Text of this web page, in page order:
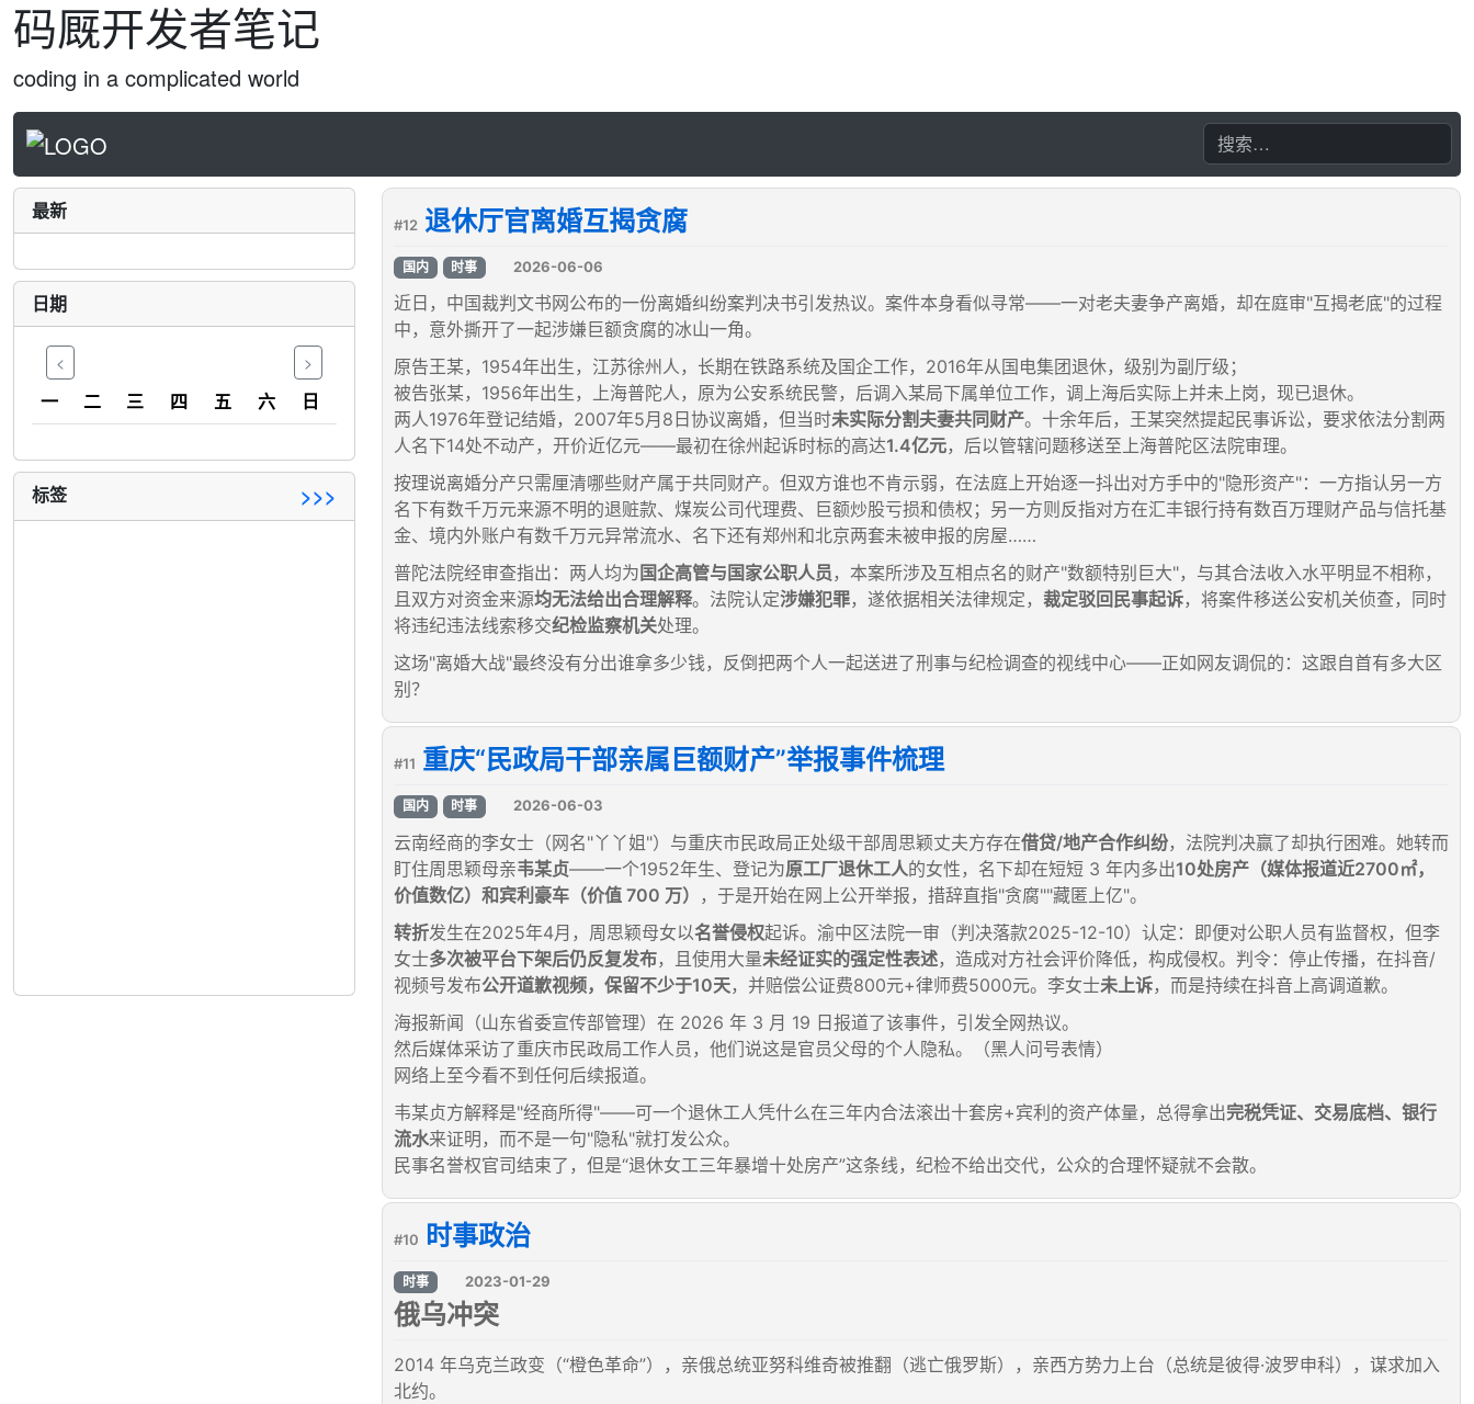
码厩开发者笔记
coding in a complicated world
最新
日期
< >
一 二 三 四 五 六 日
标签 >>>
#12 退休厅官离婚互揭贪腐
国内 时事 2026-06-06
近日，中国裁判文书网公布的一份离婚纠纷案判决书引发热议。案件本身看似寻常——一对老夫妻争产离婚，却在庭审"互揭老底"的过程
中，意外撕开了一起涉嫌巨额贪腐的冰山一角。
原告王某，1954年出生，江苏徐州人，长期在铁路系统及国企工作，2016年从国电集团退休，级别为副厅级；
被告张某，1956年出生，上海普陀人，原为公安系统民警，后调入某局下属单位工作，调上海后实际上并未上岗，现已退休。
两人1976年登记结婚，2007年5月8日协议离婚，但当时未实际分割夫妻共同财产。十余年后，王某突然提起民事诉讼，要求依法分割两
人名下14处不动产，开价近亿元——最初在徐州起诉时标的高达1.4亿元，后以管辖问题移送至上海普陀区法院审理。
按理说离婚分产只需厘清哪些财产属于共同财产。但双方谁也不肯示弱，在法庭上开始逐一抖出对方手中的"隐形资产"：一方指认另一方
名下有数千万元来源不明的退赃款、煤炭公司代理费、巨额炒股亏损和债权；另一方则反指对方在汇丰银行持有数百万理财产品与信托基
金、境内外账户有数千万元异常流水、名下还有郑州和北京两套未被申报的房屋……
普陀法院经审查指出：两人均为 国企高管与国家公职人员 ，本案所涉及互相点名的财产"数额特别巨大"，与其合法收入水平明显不相称，
且双方对资金来源均无法给出合理解释。法院认定涉嫌犯罪，遂依据相关法律规定， 裁定驳回民事起诉，将案件移送公安机关侦查，同时
将违纪违法线索移交纪检监察机关处理。
这场"离婚大战"最终没有分出谁拿多少钱，反倒把两个人一起送进了刑事与纪检调查的视线中心——正如网友调侃的：这跟自首有多大区
别？
#11 重庆“民政局干部亲属巨额财产”举报事件梳理
国内 时事 2026-06-03
云南经商的李女士（网名"丫丫姐"）与重庆市民政局正处级干部周思颖丈夫方存在借贷/地产合作纠纷，法院判决赢了却执行困难。她转而
盯住周思颖母亲韦某贞——一个1952年生、登记为原工厂退休工人的女性，名下却在短短 3 年内多出10处房产（媒体报道近2700㎡，
价值数亿）和宾利豪车（价值 700 万）
，于是开始在网上公开举报，措辞直指"贪腐""藏匿上亿"。
转折发生在2025年4月，周思颖母女以名誉侵权起诉。渝中区法院一审（判决落款2025-12-10）认定：即便对公职人员有监督权，但李
女士多次被平台下架后仍反复发布，且使用大量未经证实的强定性表述，造成对方社会评价降低，构成侵权。判令：停止传播，在抖音/
视频号发布公开道歉视频，保留不少于10天，并赔偿公证费800元+律师费5000元。李女士未上诉，而是持续在抖音上高调道歉。
海报新闻（山东省委宣传部管理）在 2026 年 3 月 19 日报道了该事件，引发全网热议。
然后媒体采访了重庆市民政局工作人员，他们说这是官员父母的个人隐私。（黑人问号表情）
网络上至今看不到任何后续报道。
韦某贞方解释是"经商所得"——可一个退休工人凭什么在三年内合法滚出十套房+宾利的资产体量，总得拿出完税凭证、交易底档、银行
流水来证明，而不是一句"隐私"就打发公众。
民事名誉权官司结束了，但是“退休女工三年暴增十处房产”这条线，纪检不给出交代，公众的合理怀疑就不会散。
#10 时事政治
时事 2023-01-29
俄乌冲突
2014 年乌克兰政变（“橙色革命”），亲俄总统亚努科维奇被推翻（逃亡俄罗斯），亲西方势力上台（总统是彼得·波罗申科），谋求加入
北约。